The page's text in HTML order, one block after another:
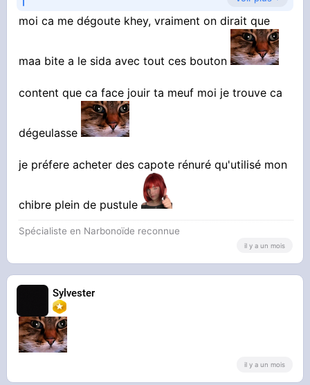
C'est pas moche et ça gratte doucement
l'intérieur du vagin c'est 100% naturel et normal
moi ca me dégoute khey, vraiment on dirait que
maa bite a le sida avec tout ces bouton
content que ca face jouir ta meuf moi je trouve ca
dégeulasse
je préfere acheter des capote rénuré qu'utilisé mon
chibre plein de pustule
Spécialiste en Narbonoïde reconnue
il y a un mois
Sylvester
il y a un mois